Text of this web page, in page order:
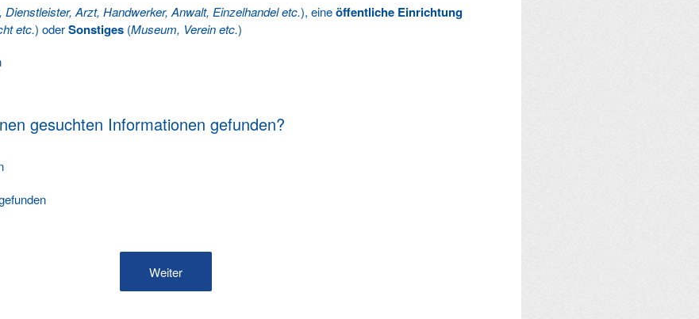
Dienstleister, Arzt, Handwerker, Anwalt, Einzelhandel etc.), eineöffentliche Einrichtung
etc.) oderSonstiges (Museum, Verein etc.)
gesuchten Informationen gefunden?
Weiter